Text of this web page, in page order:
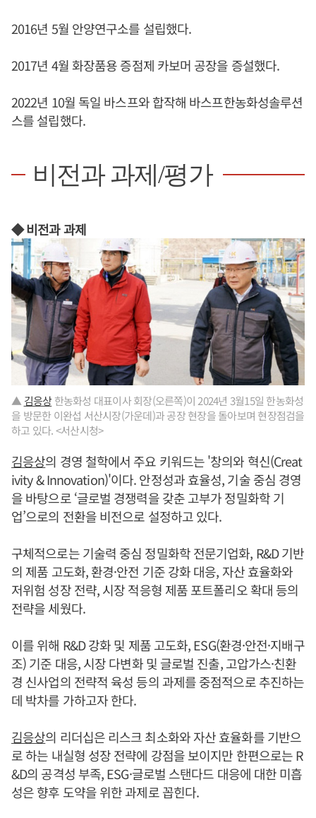
2016년 5월 안양연구소를 설립했다.
2017년 4월 화장품용 증점제 카보머 공장을 증설했다.
2022년 10월 독일 바스프와 합작해 바스프한농화성솔루션
스를 설립했다.
비전과 과제/평가
◆ 비전과 과제
▲ 김응상한농화성 대표이사 회장(오른쪽)이 2024년 3월15일 한농화성
을 방문한 이완섭 서산시장(가운데)과 공장 현장을 돌아보며 현장점검을
하고 있다. <서산시청>
김응상의 경영 철학에서 주요 키워드는 '창의와 혁신(Creat
ivity & Innovation)'이다. 안정성과 효율성, 기술 중심 경영
을 바탕으로 ‘글로벌 경쟁력을 갖춘 고부가 정밀화학 기
업’으로의 전환을 비전으로 설정하고 있다.
구체적으로는 기술력 중심 정밀화학 전문기업화, R&D 기반
의 제품 고도화, 환경·안전 기준 강화 대응, 자산 효율화와
저위험 성장 전략, 시장 적응형 제품 포트폴리오 확대 등의
전략을 세웠다.
이를 위해 R&D 강화 및 제품 고도화, ESG(환경·안전·지배구
조) 기준 대응, 시장 다변화 및 글로벌 진출, 고압가스·친환
경 신사업의 전략적 육성 등의 과제를 중점적으로 추진하는
데 박차를 가하고자 한다.
김응상의 리더십은 리스크 최소화와 자산 효율화를 기반으
로 하는 내실형 성장 전략에 강점을 보이지만 한편으로는 R
&D의 공격성 부족, ESG·글로벌 스탠다드 대응에 대한 미흡
성은 향후 도약을 위한 과제로 꼽힌다.